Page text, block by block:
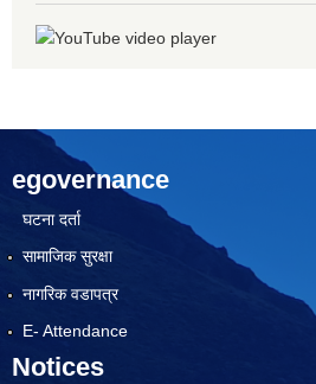
egovernance
घटना दर्ता
सामाजिक सुरक्षा
नागरिक वडापत्र
E- Attendance
Notices